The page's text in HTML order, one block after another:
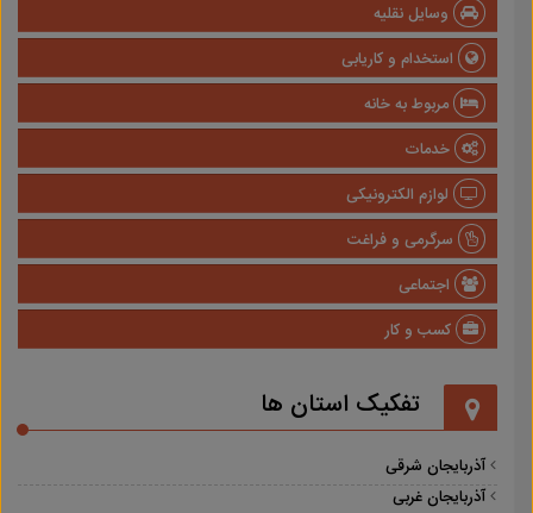
وسایل نقلیه
استخدام و کاریابی
مربوط به خانه
خدمات
لوازم الکترونیکی
سرگرمی و فراغت
اجتماعی
کسب و کار
تفکیک استان ها
آذربایجان شرقی
آذربایجان غربی